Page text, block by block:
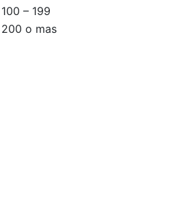
100 – 199
200 o mas